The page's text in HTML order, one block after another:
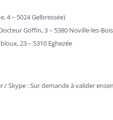
4 – 5024 Gelbressée)
Goffin, 3 – 5380 Noville-les-
23 – 5310 Eghezée
Skype : Sur demande à valider